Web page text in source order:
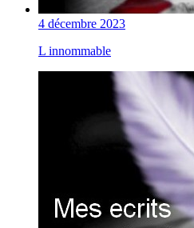
4 décembre 2023
L innommable